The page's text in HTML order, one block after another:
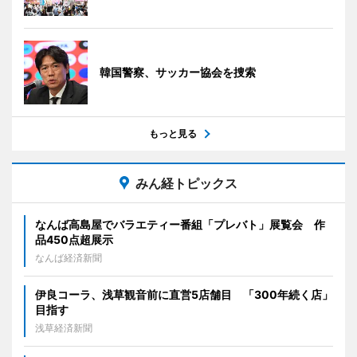
韓国警察、サッカー協会を捜索
もっと見る
みん経トピックス
なんば高島屋でバラエティー番組「プレバト」展覧会 作
品450点超展示
なんば経済新聞
伊良コーラ、浅草観音前に直営5店舗目 「300年続く店」
目指す
浅草経済新聞